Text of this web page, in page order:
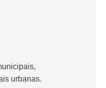
urbanas.